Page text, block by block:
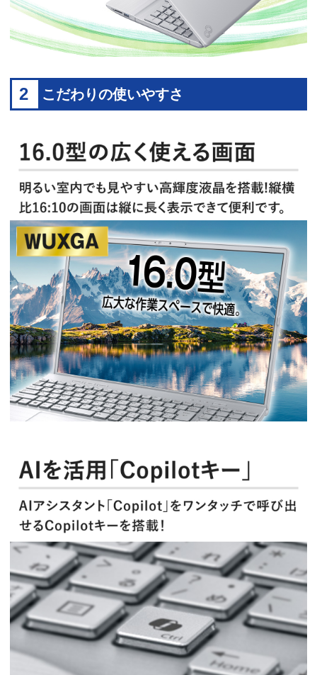
2 こだわりの使いやすさ